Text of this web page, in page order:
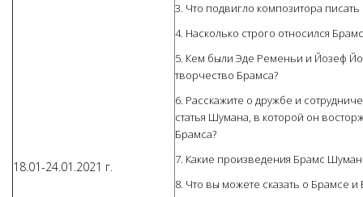
18.01-24.01.2021 г.
3. Что подвигло композитора
4. Насколько строго относился
5. Кем были Эде Ременьи и Йозеф
творчество Брамса?
6. Расскажите о дружбе и
статья Шумана, в которой он
Брамса?
7. Какие произведения Брамс
8. Что вы можете сказать о Брамсе и